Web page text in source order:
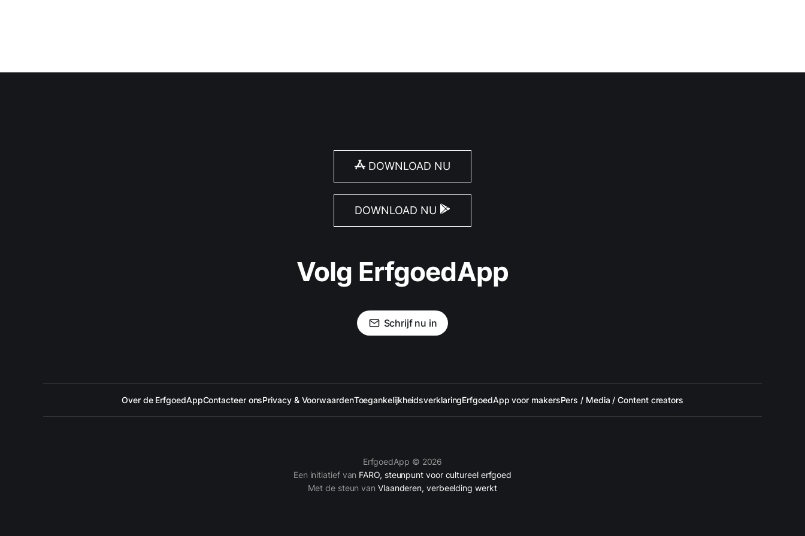
DOWNLOAD NU
DOWNLOAD NU
Volg ErfgoedApp
Schrijf nu in
Over de ErfgoedAppContacteer onsPrivacy & VoorwaardenToegankelijkheidsverklaringErfgoedApp voor makersPers / Media / Content creators
ErfgoedApp © 2026
Een initiatief van FARO, steunpunt voor cultureel erfgoed
Met de steun van Vlaanderen, verbeelding werkt